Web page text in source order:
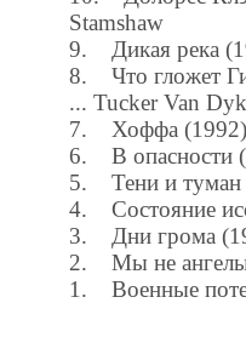
Stamshaw
9. Дикая река
8. Что гложет
... Tucker Van
7. Хоффа (1992)
6. В опасности
5. Тени и туман
4. Состояние
3. Дни грома
2. Мы не ангелы
1. Военные